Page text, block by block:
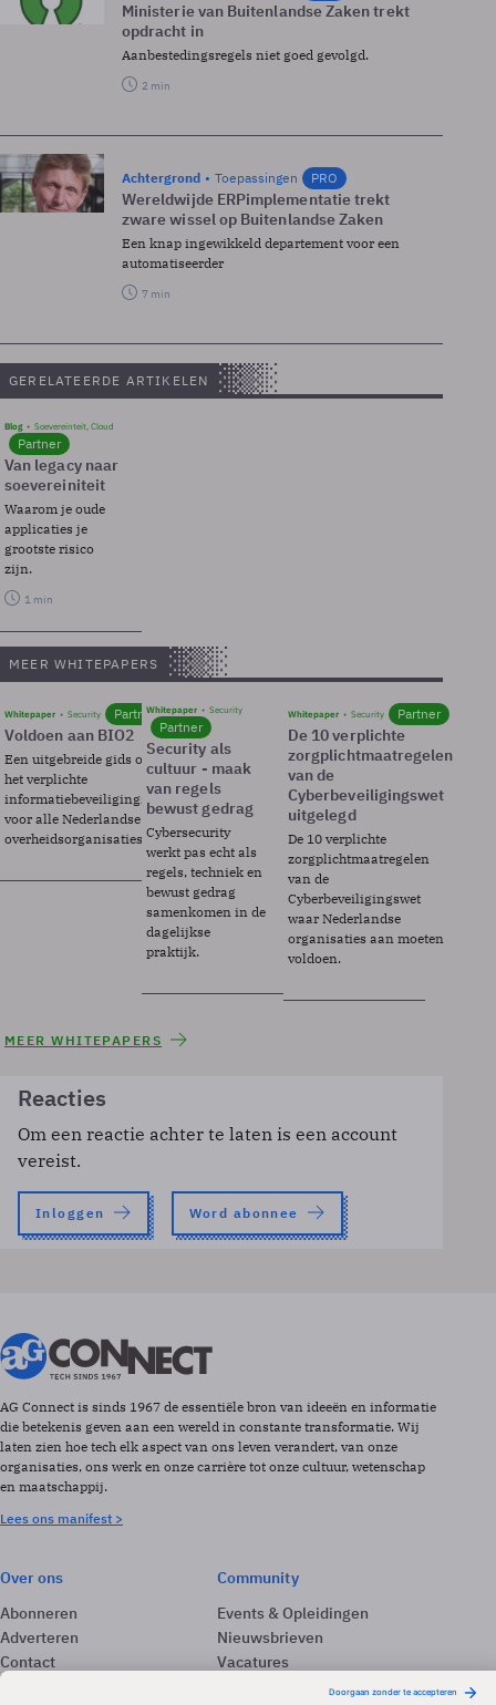
Ministerie van Buitenlandse Zaken trekt
opdracht in
Aanbestedingsregels niet goed gevolgd.
2 min
Achtergrond Toepassingen PRO
Wereldwijde ERP­implementatie trekt
zware wissel op Buitenlandse Zaken
Een knap ingewikkeld departement voor een
automatiseerder
7 min
GERELATEERDE ARTIKELEN
Blog Soevereinteit, Cloud
Partner
Van legacy naar
soevereiniteit
Waarom je oude
applicaties je
grootste risico
zijn.
1 min
MEER WHITEPAPERS
Whitepaper Security Partner
Voldoen aan BIO2
Een uitgebreide gids over BIO2,
het verplichte
informatiebeveiligingsframework
voor alle Nederlandse
overheidsorganisaties.
Whitepaper Security
Partner
Security als
cultuur - maak
van regels
bewust gedrag
Cybersecurity
werkt pas echt als
regels, techniek en
bewust gedrag
samenkomen in de
dagelijkse
praktijk.
Whitepaper Security Partner
De 10 verplichte
zorgplichtmaatregelen
van de
Cyberbeveiligingswet
uitgelegd
De 10 verplichte
zorgplichtmaatregelen
van de
Cyberbeveiligingswet
waar Nederlandse
organisaties aan moeten
voldoen.
MEER WHITEPAPERS
Reacties
Om een reactie achter te laten is een account
vereist.
Inloggen Word abonnee
AG Connect is sinds 1967 de essentiële bron van ideeën en informatie
die betekenis geven aan een wereld in constante transformatie. Wij
laten zien hoe tech elk aspect van ons leven verandert, van onze
organisaties, ons werk en onze carrière tot onze cultuur, wetenschap
en maatschappij.
Lees ons manifest >
Over ons
Abonneren
Adverteren
Contact
Community
Events & Opleidingen
Nieuwsbrieven
Vacatures